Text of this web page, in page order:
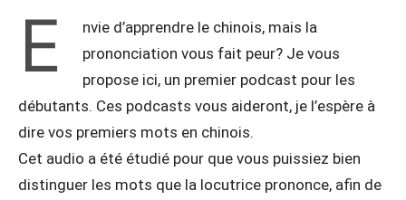
E
nvie d’apprendre le chinois, mais la
prononciation vous fait peur? Je vous
propose ici, un premier podcast pour les
débutants. Ces podcasts vous aideront, je l’espère à
dire vos premiers mots en chinois.
Cet audio a été étudié pour que vous puissiez bien
distinguer les mots que la locutrice prononce, afin de